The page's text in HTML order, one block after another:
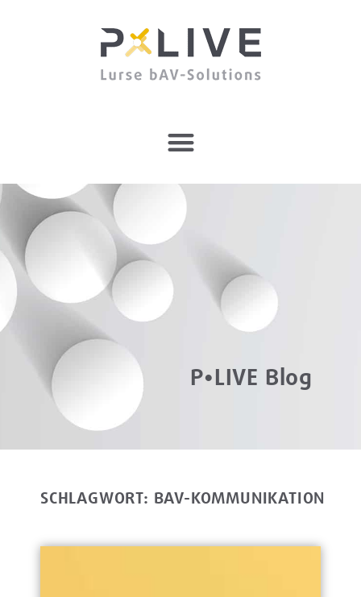
P•LIVE Blog
SCHLAGWORT: BAV-KOMMUNIKATION